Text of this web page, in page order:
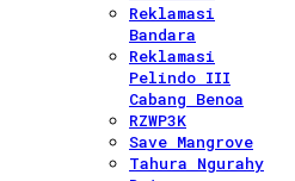
Reklamasi
Bandara
Reklamasi
Pelindo III
Cabang Benoa
RZWP3K
Save Mangrove
Tahura Ngurahy